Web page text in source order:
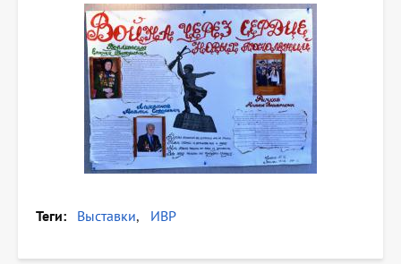
Теги Выставки ИВР